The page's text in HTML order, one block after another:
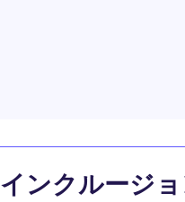
ンクルージ